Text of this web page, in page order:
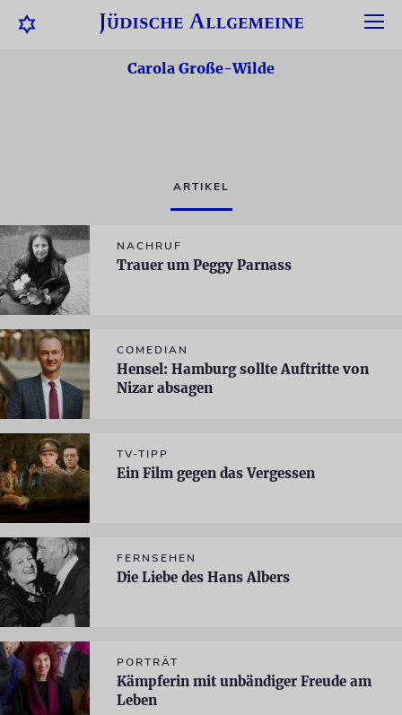
Carola Große-Wilde
ARTIKEL
NACHRUF
Trauer um Peggy Parnass
COMEDIAN
Hensel: Hamburg sollte Auftritte von
Nizar absagen
TV-TIPP
Ein Film gegen das Vergessen
FERNSEHEN
Die Liebe des Hans Albers
PORTRÄT
Kämpferin mit unbändiger Freude am
Leben